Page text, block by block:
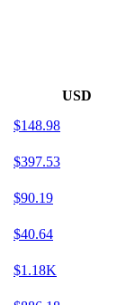
USD
$148.98
$397.53
$90.19
$40.64
$1.18K